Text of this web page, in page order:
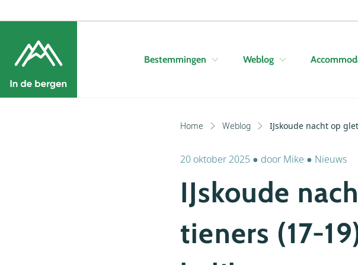
Bestemmingen Weblog
Home Weblog IJskoude nacht op
20 oktober 2025 ● door Mike ● Nieuws
IJskoude
tieners (17-